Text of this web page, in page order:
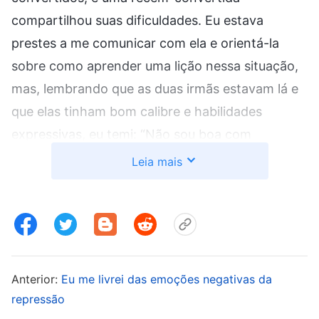
compartilhou suas dificuldades. Eu estava
prestes a me comunicar com ela e orientá-la
sobre como aprender uma lição nessa situação,
mas, lembrando que as duas irmãs estavam lá e
que elas tinham bom calibre e habilidades
expressivas, eu temi: “Não sou boa com
palavras, o que elas vão pensar de mim se eu
rapidamente assumiu a comunhão e, mesmo
naturalmente com eles. Observando Wang Lu e
Leia mais
Anterior: Eu me livrei das emoções negativas da
repressão